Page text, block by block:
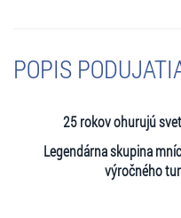
POPIS
25 rokov ohurujú
Legendárna skupina
výročného